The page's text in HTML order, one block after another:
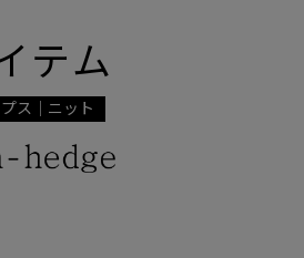
テム
ス｜ニット